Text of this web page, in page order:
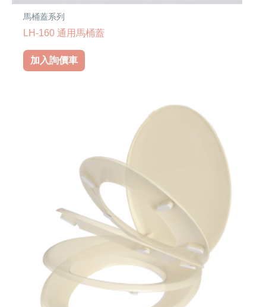
馬桶蓋系列
LH-160 通用馬桶蓋
加入詢價車